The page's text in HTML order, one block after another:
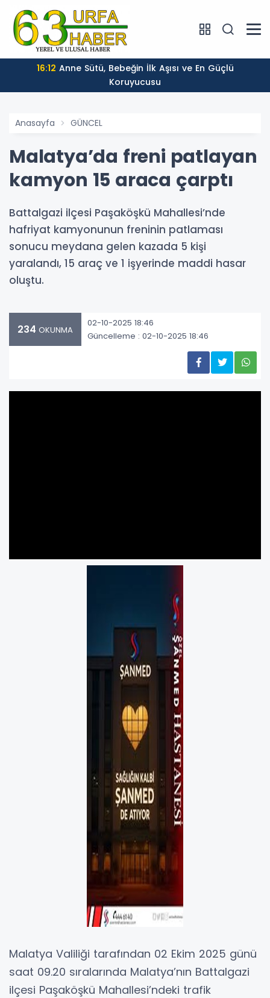
16:12
Koruyucusu
Anasayfa GÜNCEL
Malatya’da freni patlayan
kamyon 15 araca çarptı
Battalgazi ilçesi Paşaköşkü Mahallesi’nde
hafriyat kamyonunun freninin patlaması
sonucu meydana gelen kazada 5 kişi
yaralandı, 15 araç ve 1 işyerinde maddi hasar
oluştu.
234 OKUNMA
02-10-2025 18:46
Güncelleme : 02-10-2025 18:46
Malatya Valiliği tarafından 02 Ekim 2025 günü
saat 09.20 sıralarında Malatya’nın Battalgazi
ilçesi Paşaköşkü Mahallesi’ndeki trafik